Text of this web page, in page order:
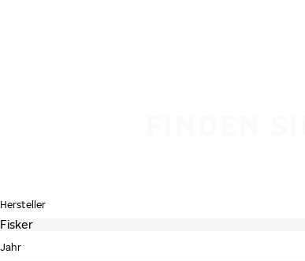
Hersteller
Jahr